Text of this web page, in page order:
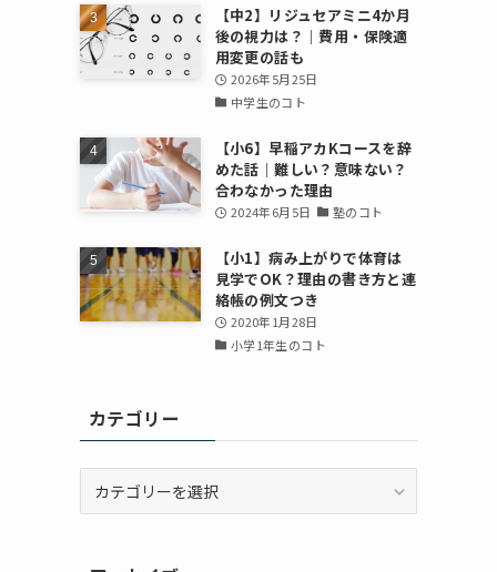
【中2】リジュセアミニ4か月
後の視力は？｜費用・保険適
用変更の話も
2026年5月25日
中学生のコト
【小6】早稲アカKコースを辞
めた話｜難しい？意味ない？
合わなかった理由
2024年6月5日 塾のコト
【小1】病み上がりで体育は
見学でOK？理由の書き方と連
絡帳の例文つき
2020年1月28日
小学1年生のコト
カテゴリー